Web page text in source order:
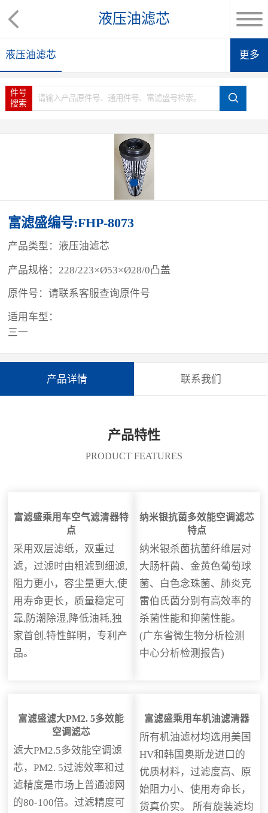
液压油滤芯
液压油滤芯 更多
件号
搜索
富滤盛编号:FHP-8073
产品类型：液压油滤芯
产品规格：228/223×Ø53×Ø28/0凸盖
原件号：请联系客服查询原件号
适用车型：
三一
产品详情 联系我们
产品特性
PRODUCT FEATURES
富滤盛乘用车空气滤清器特
点
采用双层滤纸，双重过
滤，过滤时由粗滤到细滤,
阻力更小，容尘量更大,使
用寿命更长，质量稳定可
靠,防潮除湿,降低油耗,独
家首创,特性鲜明，专利产
品。
纳米银抗菌多效能空调滤芯
特点
纳米银杀菌抗菌纤维层对
大肠杆菌、金黄色葡萄球
菌、白色念珠菌、肺炎克
雷伯氏菌分别有高效率的
杀菌性能和抑菌性能。
(广东省微生物分析检测
中心分析检测报告)
富滤盛滤大PM2. 5多效能
空调滤芯
滤大PM2.5多效能空调滤
芯，PM2. 5过滤效率和过
滤精度是市场上普通滤网
的80-100倍。过滤精度可
富滤盛乘用车机油滤清器
所有机油滤材均选用美国
HV和韩国奥斯龙进口的
优质材料，过滤度高、原
始阻力小、使用寿命长，
货真价实。 所有旋装滤均